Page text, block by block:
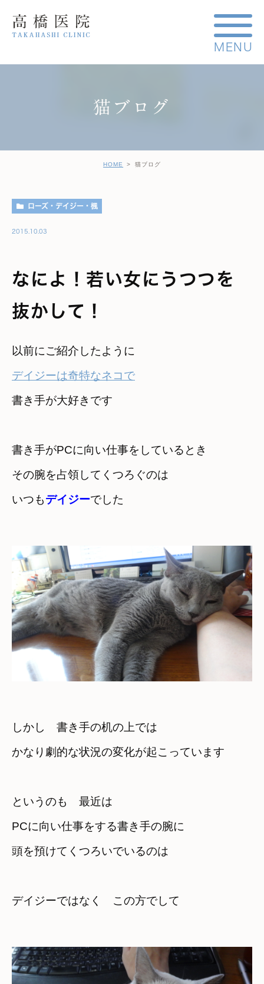
猫ブログ
HOME 猫ブログ
ローズ・デイジー・楓
2015.10.03
なによ！若い女にうつつを
抜かして！
デイジーは奇特なネコで
書き手が大好きです
書き手がPCに向い仕事をしているとき
その腕を占領してくつろぐのは
いつもデイジーでした
しかし　書き手の机の上では
かなり劇的な状況の変化が起こっています
というのも　最近は
PCに向い仕事をする書き手の腕に
頭を預けてくつろいでいるのは
デイジーではなく　この方でして